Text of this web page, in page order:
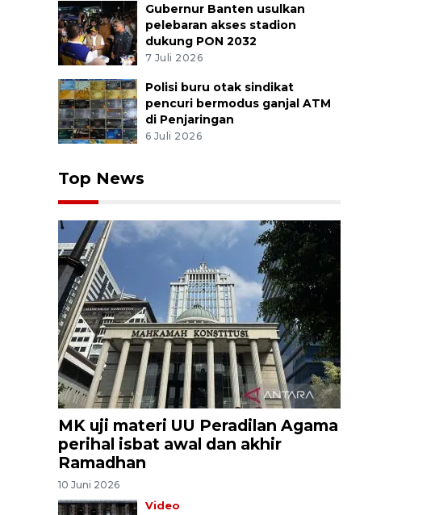
Gubernur Banten usulkan
pelebaran akses stadion
dukung PON 2032
7 Juli 2026
Polisi buru otak sindikat
pencuri bermodus ganjal ATM
di Penjaringan
6 Juli 2026
Top News
MK uji materi UU Peradilan Agama
perihal isbat awal dan akhir
Ramadhan
10 Juni 2026
Video